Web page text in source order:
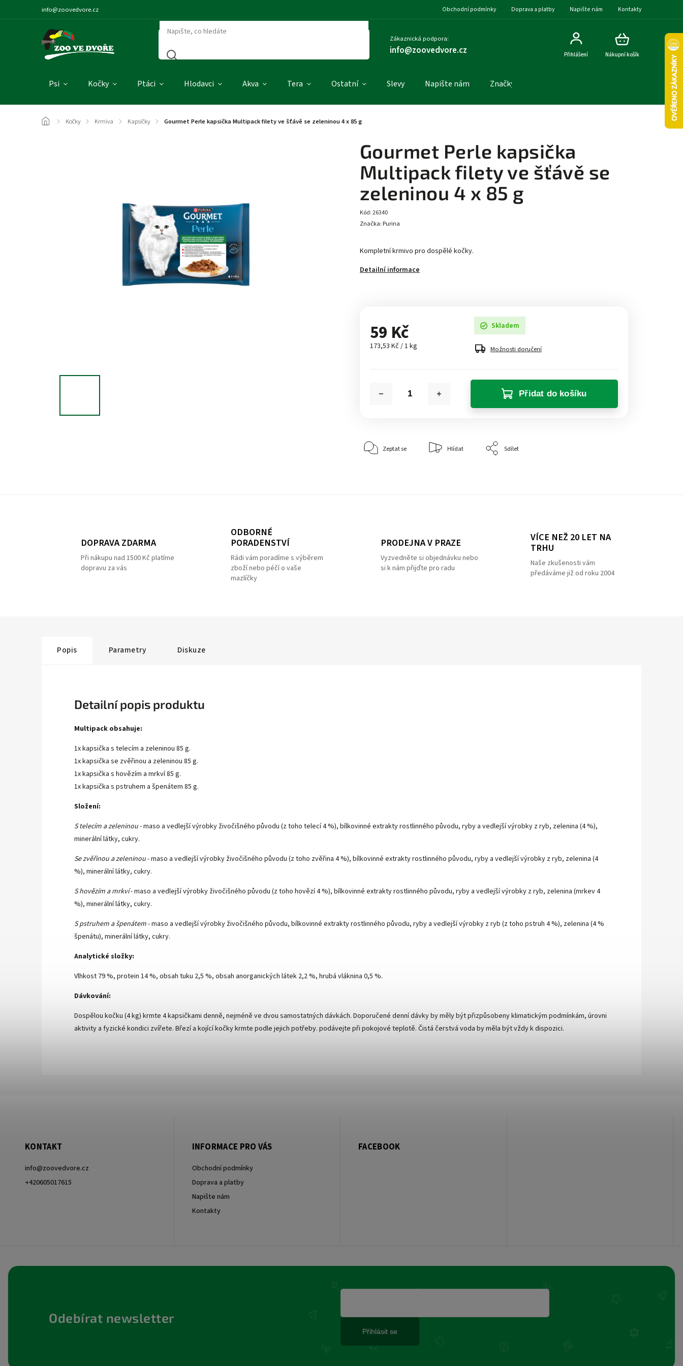
info@zoovedvore.cz Obchodní podmínky Doprava a platby Napište nám Kontakty
Zákaznická podpora:
info@zoovedvore.cz Nákupní košík
Přihlášení
Psi Kočky Ptáci Hlodavci Akva Tera Ostatní Slevy Napište nám Značky
/ Kočky / Krmiva / Kapsičky / Gourmet Perle kapsička Multipack filety ve šťávě se zeleninou 4 x 85 g
Gourmet Perle kapsička
Multipack filety ve šťávě se
zeleninou 4 x 85 g
Kód:26340
Kompletní krmivo pro dospělé kočky.
Detailní informace
Značka: Purina
59 Kč
173,53 Kč / 1 kg
Skladem
Možnosti doručení
Přidat do košíku
Zeptat se Hlídat Sdílet
DOPRAVA ZDARMA
Při nákupu nad 1500 Kč platíme
dopravu za vás
ODBORNÉ
PORADENSTVÍ
Rádi vám poradíme s výběrem
zboží nebo péčí o vaše
mazlíčky
PRODEJNA V PRAZE
Vyzvedněte si objednávku nebo
si k nám přijďte pro radu
VÍCE NEŽ 20 LET NA
TRHU
Naše zkušenosti vám
předáváme již od roku 2004
Popis Parametry Diskuze
Detailní popis produktu
Multipack obsahuje:
1x kapsička s telecím a zeleninou 85 g.
1x kapsička se zvěřinou a zeleninou 85 g.
1x kapsička s hovězím a mrkví 85 g.
1x kapsička s pstruhem a špenátem 85 g.
Složení:
S telecím a zeleninou- maso a vedlejší výrobky živočišného původu (z toho telecí 4 %), bílkovinné extrakty rostlinného původu, ryby a vedlejší výrobky z ryb, zelenina (4 %),
minerální látky, cukry.
Se zvěřinou a zeleninou- maso a vedlejší výrobky živočišného původu (z toho zvěřina 4 %), bílkovinné extrakty rostlinného původu, ryby a vedlejší výrobky z ryb, zelenina (4
%), minerální látky, cukry.
S hovězím a mrkví- maso a vedlejší výrobky živočišného původu (z toho hovězí 4 %), bílkovinné extrakty rostlinného původu, ryby a vedlejší výrobky z ryb, zelenina (mrkev 4
%), minerální látky, cukry.
S pstruhem a špenátem- maso a vedlejší výrobky živočišného původu, bílkovinné extrakty rostlinného původu, ryby a vedlejší výrobky z ryb (z toho pstruh 4 %), zelenina (4 %
špenátu), minerální látky, cukry.
Analytické složky:
Vlhkost 79 %, protein 14 %, obsah tuku 2,5 %, obsah anorganických látek 2,2 %, hrubá vláknina 0,5 %.
Dávkování:
Dospělou kočku (4 kg) krmte 4 kapsičkami denně, nejméně ve dvou samostatných dávkách. Doporučené denní dávky by měly být přizpůsobeny klimatickým podmínkám, úrovni
aktivity a fyzické kondici zvířete. Březí a kojící kočky krmte podle jejich potřeby. podávejte při pokojové teplotě. Čistá čerstvá voda by měla být vždy k dispozici.
KONTAKT
info@zoovedvore.cz
+420605017615
INFORMACE PRO VÁS
Obchodní podmínky
Doprava a platby
Napište nám
Kontakty
Odebírat newsletter
Přihlásit se
FACEBOOK